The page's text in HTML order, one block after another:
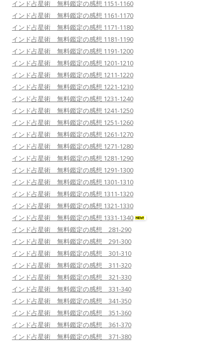
インド占星術 無料鑑定の感想 1151-1160
インド占星術 無料鑑定の感想 1161-1170
インド占星術 無料鑑定の感想 1171-1180
インド占星術 無料鑑定の感想 1181-1190
インド占星術 無料鑑定の感想 1191-1200
インド占星術 無料鑑定の感想 1201-1210
インド占星術 無料鑑定の感想 1211-1220
インド占星術 無料鑑定の感想 1221-1230
インド占星術 無料鑑定の感想 1231-1240
インド占星術 無料鑑定の感想 1241-1250
インド占星術 無料鑑定の感想 1251-1260
インド占星術 無料鑑定の感想 1261-1270
インド占星術 無料鑑定の感想 1271-1280
インド占星術 無料鑑定の感想 1281-1290
インド占星術 無料鑑定の感想 1291-1300
インド占星術 無料鑑定の感想 1301-1310
インド占星術 無料鑑定の感想 1311-1320
インド占星術 無料鑑定の感想 1321-1330
インド占星術 無料鑑定の感想 1331-1340
インド占星術 無料鑑定の感想 281-290
インド占星術 無料鑑定の感想 291-300
インド占星術 無料鑑定の感想 301-310
インド占星術 無料鑑定の感想 311-320
インド占星術 無料鑑定の感想 321-330
インド占星術 無料鑑定の感想 331-340
インド占星術 無料鑑定の感想 341-350
インド占星術 無料鑑定の感想 351-360
インド占星術 無料鑑定の感想 361-370
インド占星術 無料鑑定の感想 371-380